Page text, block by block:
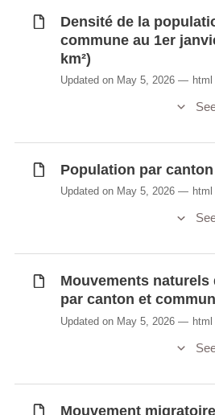
Synchronisé
données LUSTAT
Densité de la
commune au 1er
km²)
Updated on May 5, 2026 html
Population par
Updated on May 5, 2026 html
Mouvements naturels
par canton et
Updated on May 5, 2026 html
Mouvement